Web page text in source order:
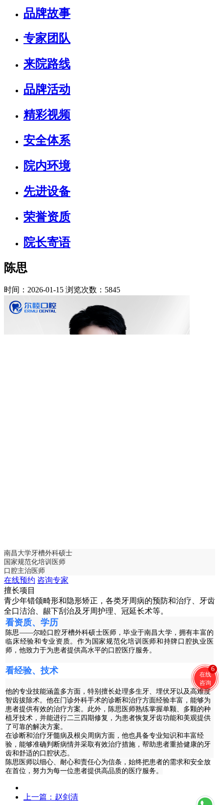
在线
咨询
6
品牌故事
专家团队
来院路线
品牌活动
精彩视频
安全体系
院内环境
先进设备
荣誉资质
院长寄语
陈思
时间：2026-01-15 浏览次数：5845
南昌大学牙槽外科硕士
国家规范化培训医师
口腔主治医师
在线预约 咨询专家
擅长项目
青少年错颌畸形和隐形矫正，各类牙周病的预防和治疗、牙齿
全口洁治、龈下刮治及牙周护理、冠延长术等。
看资质、学历
陈思——尔睦口腔牙槽外科硕士医师，毕业于南昌大学，拥有丰富的
临床经验和专业资质。作为国家规范化培训医师和持牌口腔执业医
师，他致力于为患者提供高水平的口腔医疗服务。
看经验、技术
他的专业技能涵盖多方面，特别擅长处理多生牙、埋伏牙以及高难度
智齿拔除术。他在门诊外科手术的诊断和治疗方面经验丰富，能够为
患者提供有效的治疗方案。此外，陈思医师熟练掌握单颗、多颗的种
植牙技术，并能进行二三四期修复，为患者恢复牙齿功能和美观提供
了可靠的解决方案。
在诊断和治疗牙髓病及根尖周病方面，他也具备专业知识和丰富经
验，能够准确判断病情并采取有效治疗措施，帮助患者重拾健康的牙
齿和舒适的口腔状态。
陈思医师以细心、耐心和责任心为信条，始终把患者的需求和安全放
在首位，努力为每一位患者提供高品质的医疗服务。
上一篇： 赵剑清